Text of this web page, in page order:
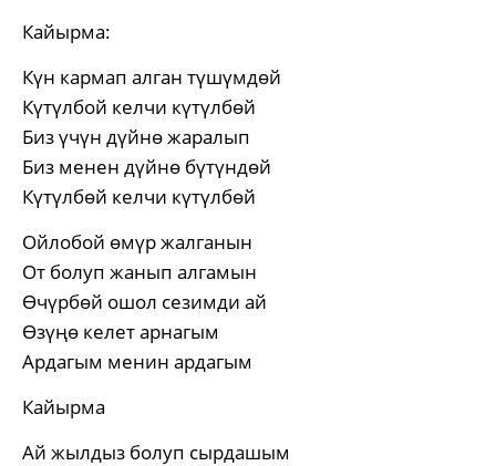
Кайырма:
Күн кармап алган түшүмдөй
Күтүлбой келчи күтүлбөй
Биз үчүн дүйнө жаралып
Биз менен дүйнө бүтүндөй
Күтүлбөй келчи күтүлбөй
Ойлобой өмүр жалганын
От болуп жанып алгамын
Өчүрбөй ошол сезимди ай
Өзүңө келет арнагым
Ардагым менин ардагым
Кайырма
Ай жылдыз болуп сырдашым